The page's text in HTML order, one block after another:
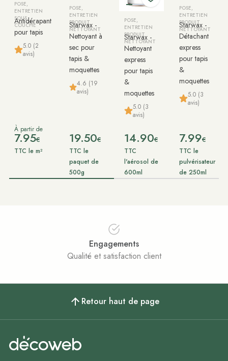
POSE,
ENTRETIEN
SOUS
COUCHE
Antidérapant
pour tapis
5.0 (2
avis)
À partir de
7.95€
TTC le m²
POSE,
ENTRETIEN
PRODUIT
NETTOYANT
Starwax -
Nettoyant à
sec pour
tapis &
moquettes
4.6 (19
avis)
19.50€
TTC le
paquet de
500g
POSE,
ENTRETIEN
PRODUIT
NETTOYANT
Starwax -
Nettoyant
express
pour tapis
&
moquettes
5.0 (3
avis)
14.90€
TTC
l'aérosol de
600ml
POSE,
ENTRETIEN
PRODUIT
NETTOYANT
Starwax -
Détachant
express
pour tapis
&
moquettes
5.0 (3
avis)
7.99€
TTC le
pulvérisateur
de 250ml
Engagements
Qualité et satisfaction client
Retour haut de page